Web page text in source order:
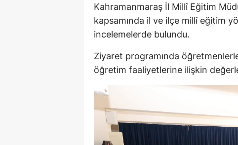
Kahramanmaraş İl Millî Eğitim
kapsamında il ve ilçe millî eğitim
incelemelerde bulundu.
Ziyaret programında
öğretim faaliyetlerine ilişkin